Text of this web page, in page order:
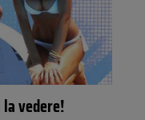
la vedere!